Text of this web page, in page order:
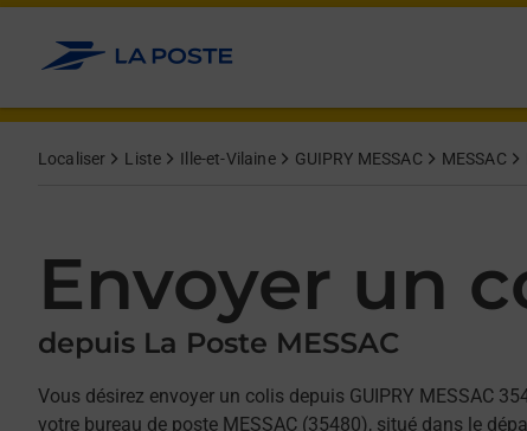
Allez au contenu
Localiser Liste Ille-et-Vilaine GUIPRY MESSAC MESSAC
Envoyer un
depuis La Poste MESSAC
Vous désirez envoyer un colis depuis GUIPRY MESSAC
votre bureau de poste MESSAC (35480), situé dans le
Afficher ou masquer la réponse
Afficher ou masquer la réponse
Afficher ou masquer la réponse